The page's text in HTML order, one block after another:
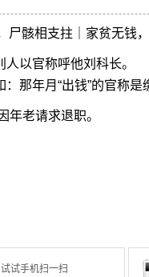
尸骸相支拄｜家贫无钱
以官称呼他刘科长。
那年月“出钱”的官称
年老请求退职。
试试手机扫一扫